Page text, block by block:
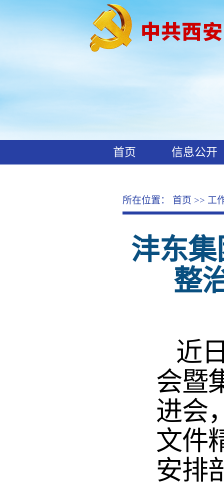
首页
信息公开
所在位置： 首页 >> 工
沣东
整
近
会暨
进会
文件
安排